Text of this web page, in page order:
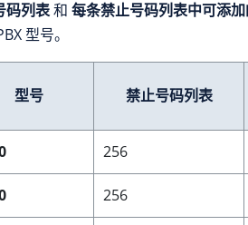
码列表和 每条禁止号码列表中可添
型号。
型号 禁止号码列表
256
256